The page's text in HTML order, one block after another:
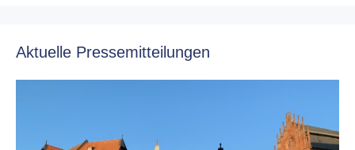
Aktuelle Pressemitteilungen